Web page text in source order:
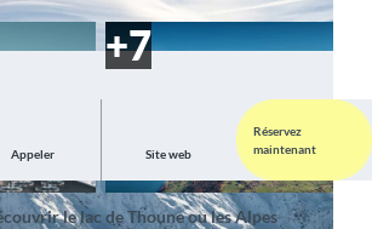
©CC-BY-SA
Appeler Site web
Réservez
maintenant
au-dessus des Alpes ou du lac de
le lac de Thoune ou les Alpes